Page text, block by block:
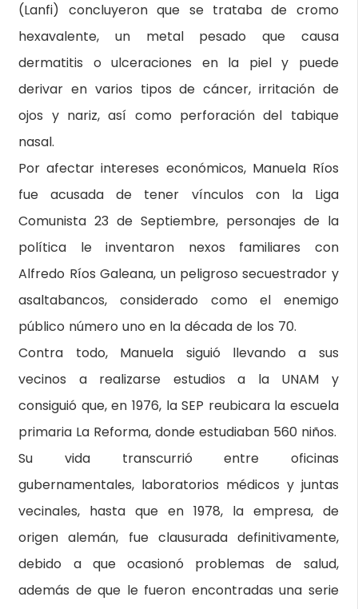
(Lanfi) concluyeron que se trataba de cromo
hexavalente, un metal pesado que causa
dermatitis o ulceraciones en la piel y puede
derivar en varios tipos de cáncer, irritación de
ojos y nariz, así como perforación del tabique
nasal.
Por afectar intereses económicos, Manuela Ríos
fue acusada de tener vínculos con la Liga
Comunista 23 de Septiembre, personajes de la
política le inventaron nexos familiares con
Alfredo Ríos Galeana, un peligroso secuestrador y
asaltabancos, considerado como el enemigo
público número uno en la década de los 70.
Contra todo, Manuela siguió llevando a sus
vecinos a realizarse estudios a la UNAM y
consiguió que, en 1976, la SEP reubicara la escuela
primaria La Reforma, donde estudiaban 560 niños.
Su vida transcurrió entre oficinas
gubernamentales, laboratorios médicos y juntas
vecinales, hasta que en 1978, la empresa, de
origen alemán, fue clausurada definitivamente,
debido a que ocasionó problemas de salud,
además de que le fueron encontradas una serie